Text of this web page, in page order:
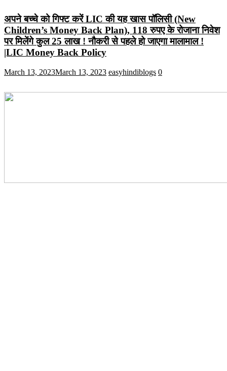
अपने बच्चे को गिफ्ट करें LIC की यह खास पॉलिसी (New
Children’s Money Back Plan), 118 रुपए के रोजाना निवेश
पर मिलेंगे कुल 25 लाख ! नौकरी से पहले हो जाएगा मालामाल !
|LIC Money Back Policy
March 13, 2023March 13, 2023 easyhindiblogs 0